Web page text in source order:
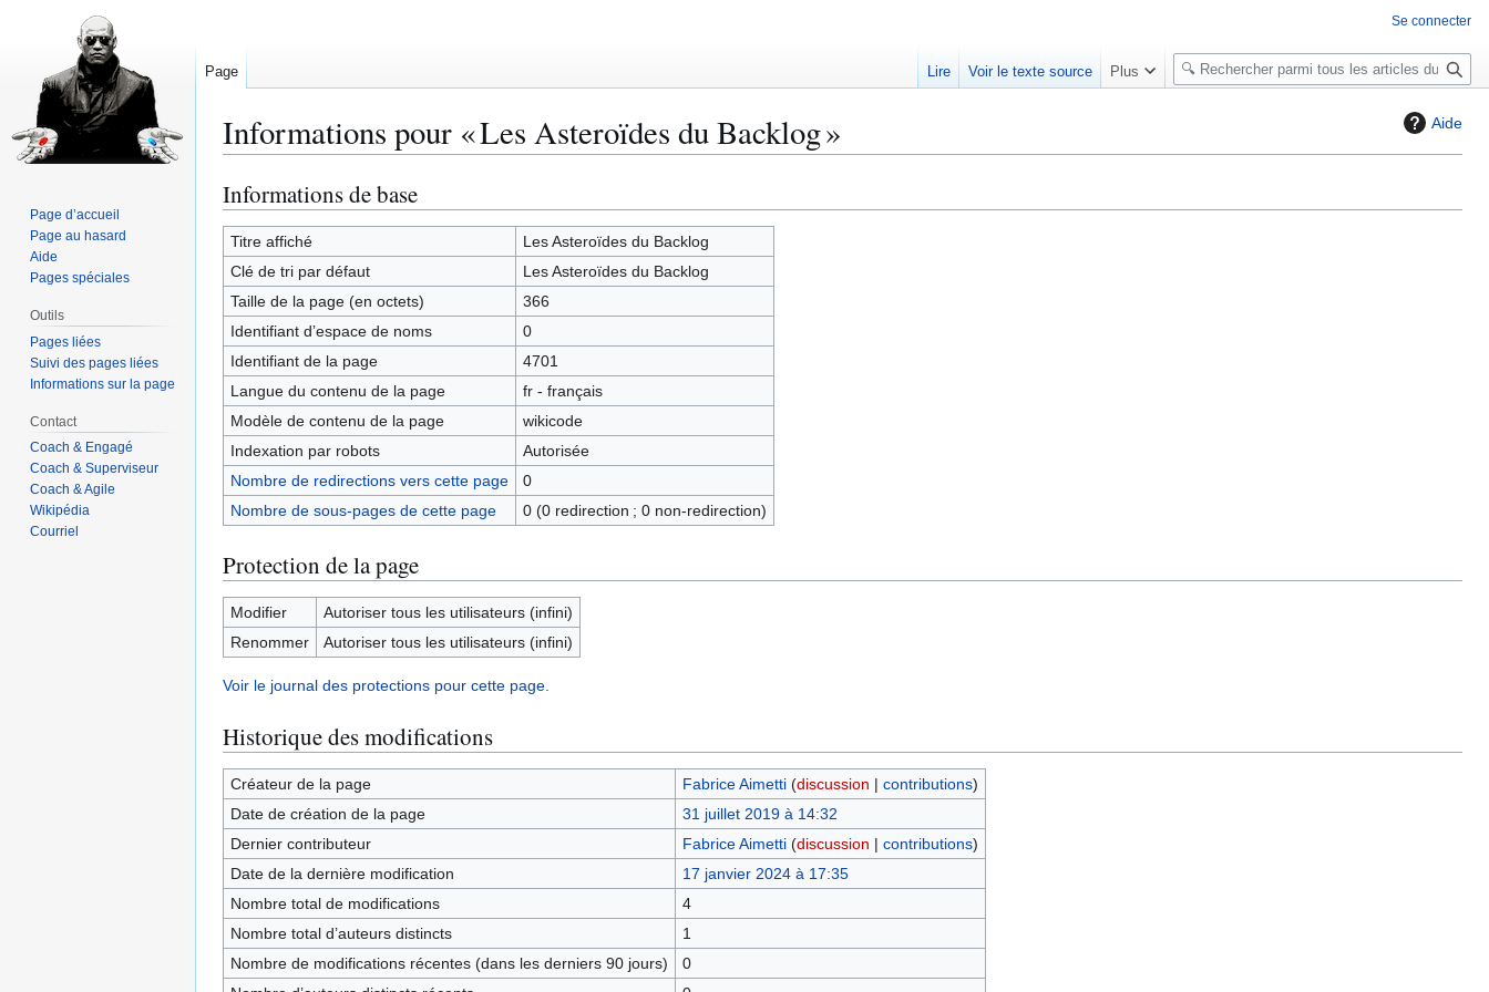
Aide
Informations pour « Les Asteroïdes du Backlog »
Aller
à
la
navigation
Aller
à
la
recherche
Informations de base
Titre affiché
Les Asteroïdes du Backlog
Clé de tri par défaut
Les Asteroïdes du Backlog
Taille de la page (en octets)
366
Identifiant dʼespace de noms
0
Identifiant de la page
4701
Langue du contenu de la page
fr - français
Modèle de contenu de la page
wikicode
Indexation par robots
Autorisée
Nombre de redirections vers cette page
0
Nombre de sous-pages de cette page
0 (0 redirection ; 0 non-redirection)
Protection de la page
Modifier
Autoriser tous les utilisateurs (infini)
Renommer
Autoriser tous les utilisateurs (infini)
Voir le journal des protections pour cette page.
Historique des modifications
Créateur de la page Fabrice Aimetti (discussion | contributions)
Date de création de la page
31 juillet 2019 à 14:32
Dernier contributeur
Fabrice Aimetti (discussion | contributions)
Date de la dernière modification
17 janvier 2024 à 17:35
Nombre total de modifications
4
Nombre total d’auteurs distincts
1
Nombre de modifications récentes (dans les derniers 90 jours)
0
Se connecter
Page Lire Voir le texte source Plus
R
e
e
c
Page d’accueil
Page au hasard
Aide
Pages spéciales
Outils
Pages liées
Suivi des pages liées
Informations sur la page
Contact
Coach & Engagé
Coach & Superviseur
Coach & Agile
Wikipédia
Courriel